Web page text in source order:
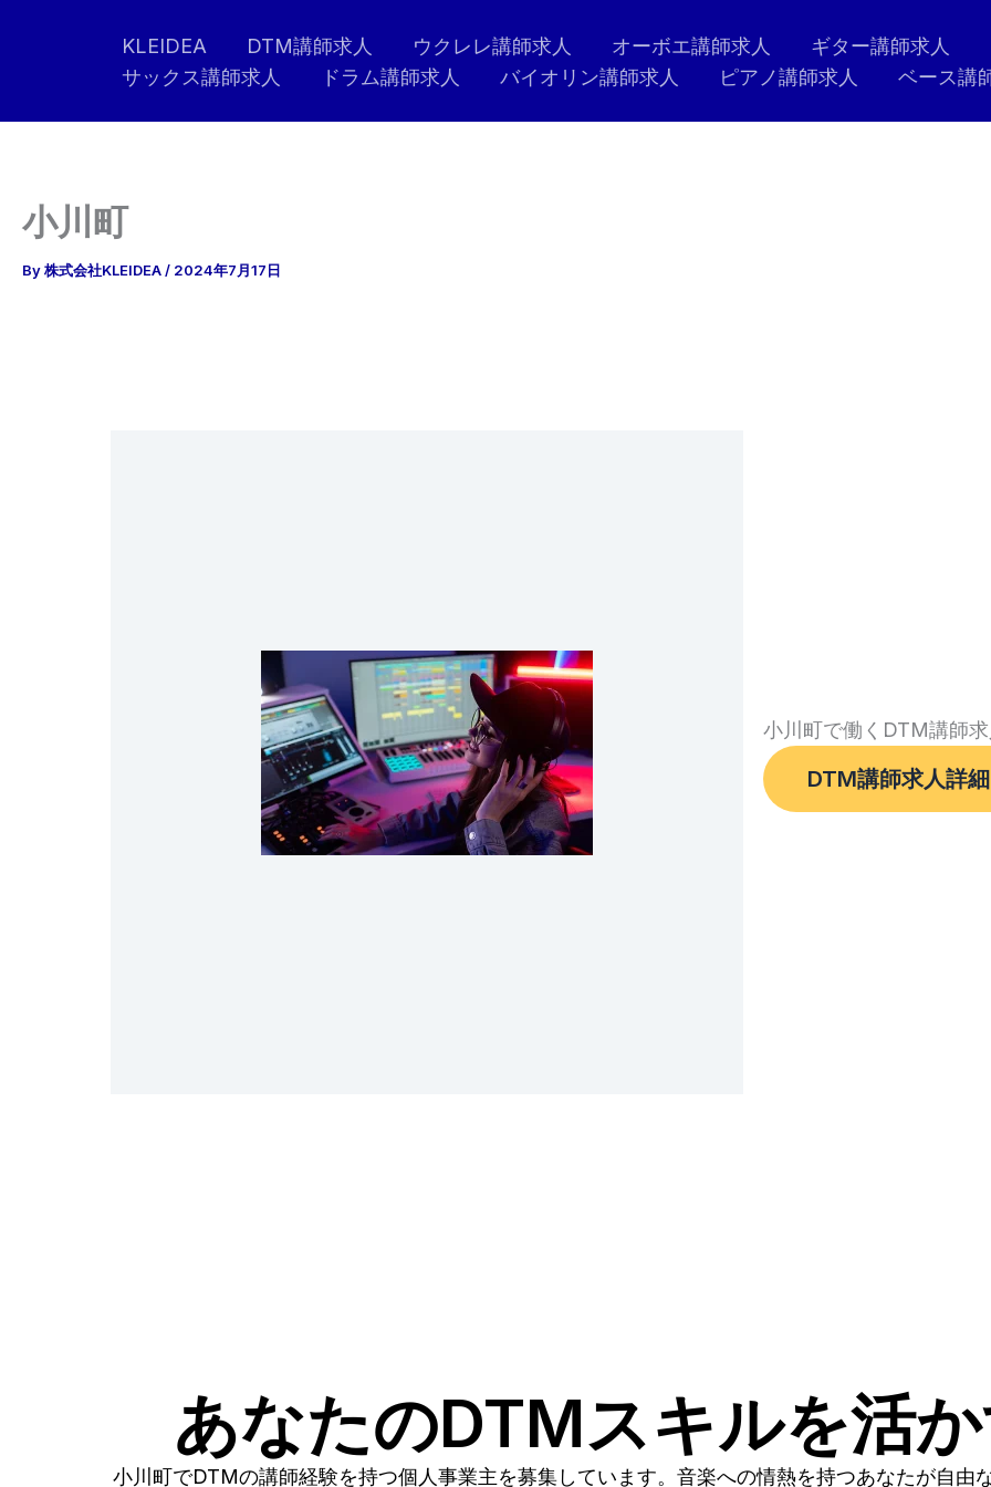
KLEIDEA DTM講師求人 ウクレレ講師求人 オーボエ講師求人 ギター講師求人
サックス講師求人
ドラム講師求人 バイオリン講師求人 ピアノ講師求人 ベース講
小川町
By株式会社KLEIDEA/ 2024年7月17日
小川町で働くDTM講師
DTM講師求人詳細
あなたのDTMスキルを活
小川町でDTMの講師経験を持つ個人事業主を募集しています。音楽への情熱を持つあなたが自由